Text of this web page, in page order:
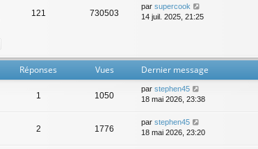
121 730503
par supercook
14 juil. 2025, 21:25
Réponses Vues Dernier message
1 1050
par stephen45
18 mai 2026, 23:38
2 1776
par stephen45
18 mai 2026, 23:20